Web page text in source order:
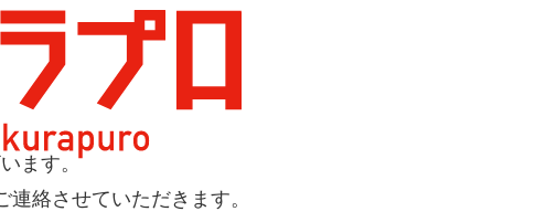
ありがとうございます
ます。
絡させていただきます。